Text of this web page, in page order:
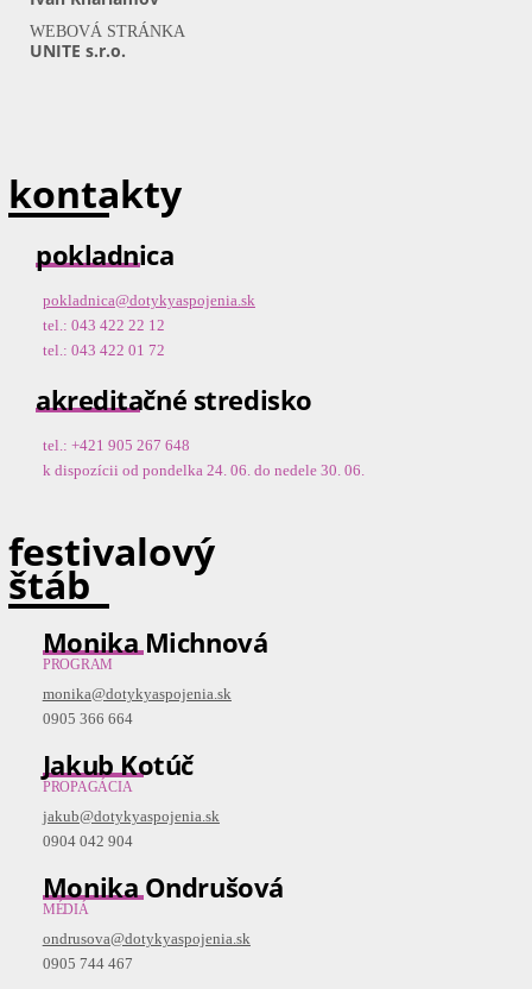
WEBOVÁ STRÁNKA
UNITE s.r.o.
kontakty
pokladnica
pokladnica@dotykyaspojenia.sk
tel.: 043 422 22 12
tel.: 043 422 01 72
akreditačné stredisko
tel.: +421 905 267 648
k dispozícii od pondelka 24. 06. do nedele 30. 06.
festivalový
štáb
Monika Michnová
PROGRAM
monika@dotykyaspojenia.sk
0905 366 664
Jakub Kotúč
PROPAGÁCIA
jakub@dotykyaspojenia.sk
0904 042 904
Monika Ondrušová
MÉDIÁ
ondrusova@dotykyaspojenia.sk
0905 744 467